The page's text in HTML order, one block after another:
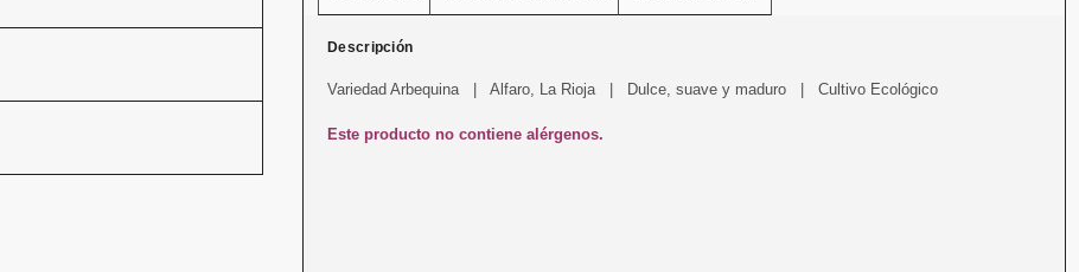
Descripción
Variedad Arbequina | Alfaro, La Rioja | Dulce, suave y maduro | Cultivo Ecológico
Este producto no contiene alérgenos.